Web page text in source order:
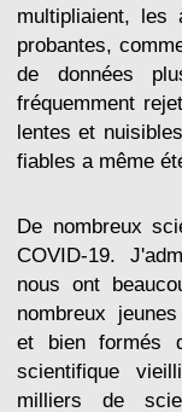
multipliaient, les
probantes,
de données
fréquemment
lentes et
fiables a même
De nombreux
COVID-19.
nous ont
nombreux
et bien formés
scientifique
milliers de